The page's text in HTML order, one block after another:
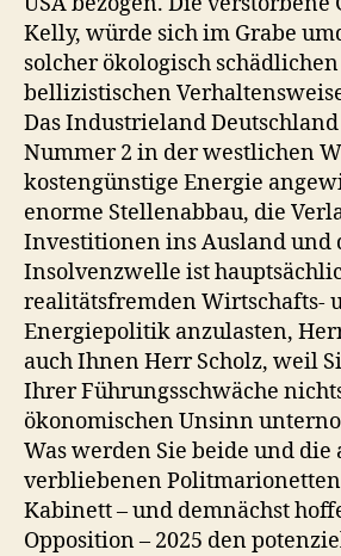
Kelly, würde sich im Grabe
solcher ökologisch
bellizistischen
Das Industrieland
Nummer 2 in der westlichen
kostengünstige Energie
enorme Stellenabbau, die
Investitionen ins Ausland und
Insolvenzwelle ist
realitätsfremden Wirtschafts-
Energiepolitik anzulasten,
auch Ihnen Herr Scholz, weil
Ihrer Führungsschwäche
ökonomischen Unsinn
Was werden Sie beide und die
verbliebenen
Kabinett – und demnächst
Opposition – 2025 den